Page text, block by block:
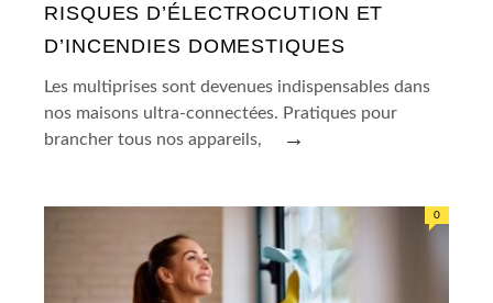
RISQUES D’ÉLECTROCUTION ET
D’INCENDIES DOMESTIQUES
Les multiprises sont devenues indispensables dans
nos maisons ultra-connectées. Pratiques pour
brancher tous nos appareils,
→
0